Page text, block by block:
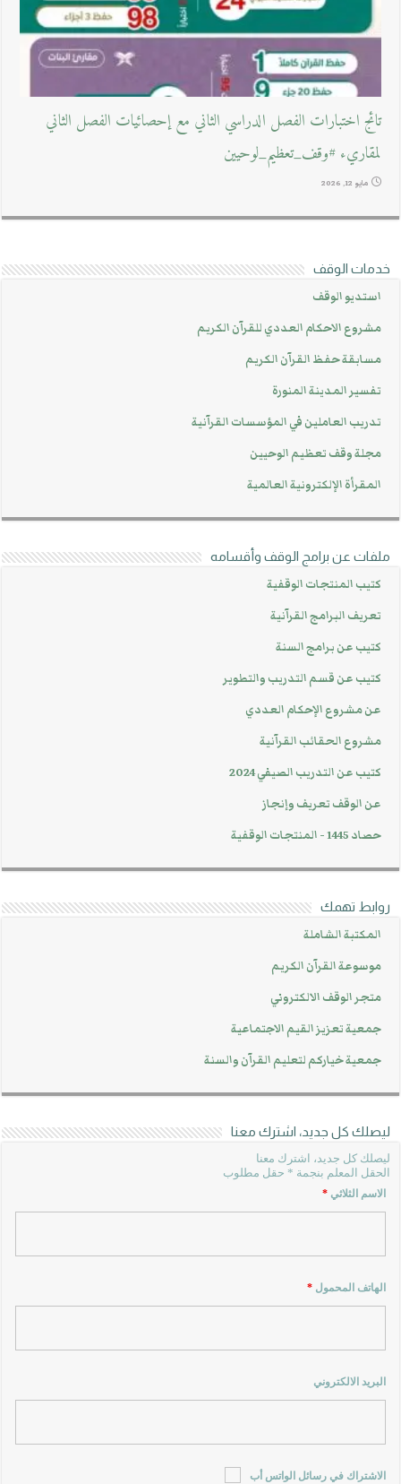
تائج اختبارات الفصل الدراسي الثاني مع إحصائيات الفصل الثاني
لمقاريء #وقف_تعظيم_لوحيين
مايو 12, 2026
خدمات الوقف
استديو الوقف
مشروع الاحكام العددي للقرآن الكريم
مسابقة حفظ القرآن الكريم
تفسير المدينة المنورة
تدريب العاملين في المؤسسات القرآنية
مجلة وقف تعظيم الوحيين
المقرأة الإلكترونية العالمية
ملفات عن برامج الوقف وأقسامه
كتيب المنتجات الوقفية
تعريف البرامج القرآنية
كتيب عن برامج السنة
كتيب عن قسم التدريب والتطوير
عن مشروع الإحكام العددي
مشروع الحقائب القرآنية
كتيب عن التدريب الصيفي 2024
عن الوقف تعريف وإنجاز
حصاد 1445 - المنتجات الوقفية
روابط تهمك
المكتبة الشاملة
موسوعة القرآن الكريم
متجر الوقف الالكتروني
جمعية تعزيز القيم الاجتماعية
جمعية خياركم لتعليم القرآن والسنة
ليصلك كل جديد، اشترك معنا
ليصلك كل جديد، اشترك معنا
الحقل المعلم بنجمة * حقل مطلوب
الاسم الثلاثي*
الهاتف المحمول*
البريد الالكتروني
الاشتراك في رسائل الواتس أب